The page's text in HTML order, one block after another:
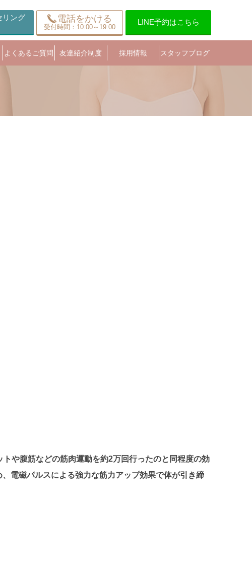
リング
電話をかける
受付時間：10:00～19:00
LINE予約はこちら
よくあるご質問 友達紹介制度 採用情報 スタッフブログ
や腹筋などの筋肉運動を約2万回行ったのと同程度の効
電磁パルスによる強力な筋力アップ効果で体が引き締